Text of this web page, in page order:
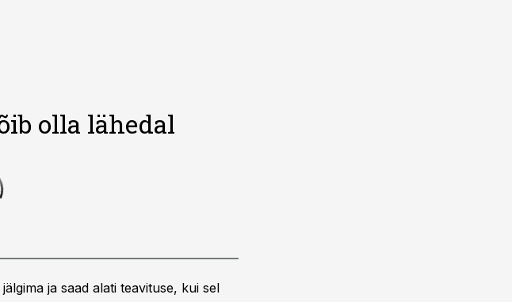
olla lähedal
ja saad alati teavituse, kui sel